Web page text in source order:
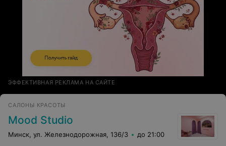
ЭФФЕКТИВНАЯ РЕКЛАМА НА САЙТЕ
САЛОНЫ КРАСОТЫ
Mood Studio
Минск, ул. Железнодорожная, 136/3 до 21:00